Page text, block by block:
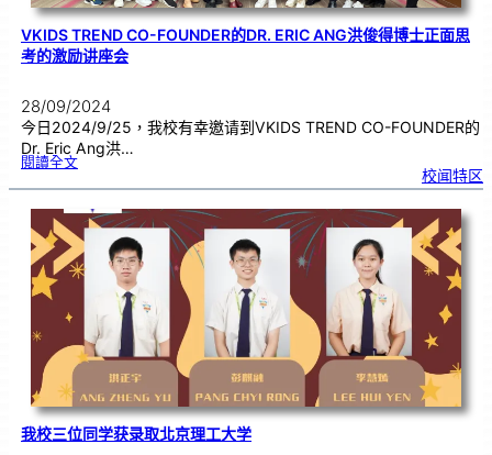
VKIDS TREND CO-FOUNDER的DR. ERIC ANG洪俊得博士正面思
考的激励讲座会
28/09/2024
今日2024/9/25，我校有幸邀请到VKIDS TREND CO-FOUNDER的
Dr. Eric Ang洪…
閱讀全文:V
D
REN
DC
O
-
F
O
U
.E
r
i
n
g
洪
俊
得
博
士
正
校闻特区
我校三位同学获录取北京理工大学